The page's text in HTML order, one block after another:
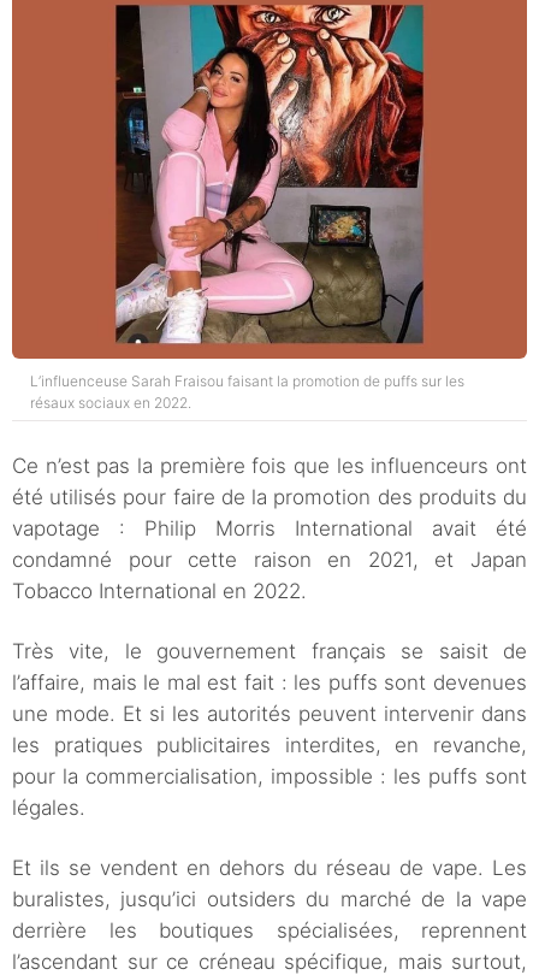
L’influenceuse Sarah Fraisou faisant la promotion de puffs sur les
résaux sociaux en 2022.
Ce n’est pas la première fois que les influenceurs ont
été utilisés pour faire de la promotion des produits du
vapotage : Philip Morris International avait été
condamné pour cette raison en 2021, et Japan
Tobacco International en 2022.
Très vite, le gouvernement français se saisit de
l’affaire, mais le mal est fait : les puffs sont devenues
une mode. Et si les autorités peuvent intervenir dans
les pratiques publicitaires interdites, en revanche,
pour la commercialisation, impossible : les puffs sont
légales.
Et ils se vendent en dehors du réseau de vape. Les
buralistes, jusqu’ici outsiders du marché de la vape
derrière les boutiques spécialisées, reprennent
l’ascendant sur ce créneau spécifique, mais surtout,